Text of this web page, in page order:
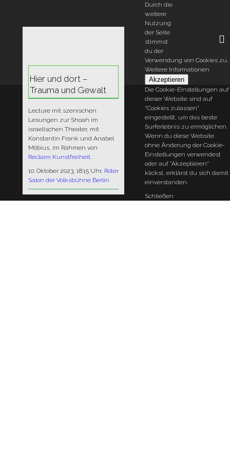
M
a
i
n
N
a
v
i
g
a
t
Hier und dort –
Trauma und Gewalt
Lecture mit szenischen
Lesungen zur Shoah im
israelischen Theater, mit
Konstantin Frank und Anabel
Möbius, im Rahmen von
Reclaim Kunstfreiheit.
10. Oktober 2023, 18:15 Uhr, Roter
Salon der Volksbühne Berlin
Durch die
weitere
Nutzung
der Seite
stimmst
du der
Verwendung von Cookies zu.
Weitere Informationen
Akzeptieren
Die Cookie-Einstellungen auf
dieser Website sind auf
"Cookies zulassen"
eingestellt, um das beste
Surferlebnis zu ermöglichen.
Wenn du diese Website
ohne Änderung der Cookie-
Einstellungen verwendest
oder auf "Akzeptieren"
klickst, erklärst du sich damit
einverstanden.
Schließen